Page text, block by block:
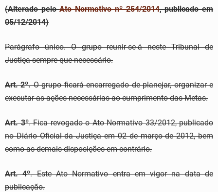
(Alterado peloAto Normativo nº 254/2014, publicado em
05/12/2014)
Parágrafo único. O grupo reunir-se-á neste Tribunal de
Justiça sempre que necessário.
Art. 2º.O grupo ficará encarregado de planejar, organizar e
executar as ações necessárias ao cumprimento das Metas.
Art. 3º. Fica revogado o Ato Normativo 33/2012, publicado
no Diário Oficial da Justiça em 02 de março de 2012, bem
como as demais disposições em contrário.
Art. 4º. Este Ato Normativo entra em vigor na data de
publicação.